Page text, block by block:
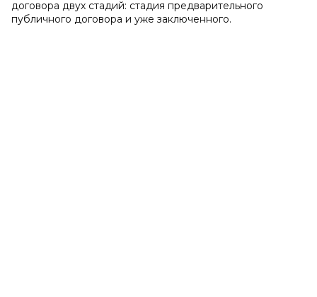
договора двух стадий: стадия предварительного
публичного договора и уже заключенного.